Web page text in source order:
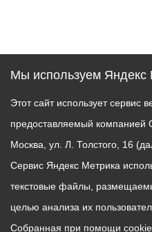
Мы используем Яндекс
Этот сайт использует сервис
предоставляемый
Москва, ул. Л. Толстого, 16
Сервис Яндекс Метрика
текстовые файлы,
целью анализа их
Собранная при помощи